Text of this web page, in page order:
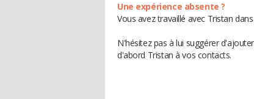
Une expérience absente ?
Vous avez travaillé avec Tristan
N'hésitez pas à lui suggérer
d'abord Tristan à vos contacts.